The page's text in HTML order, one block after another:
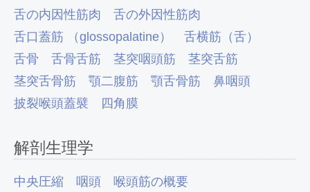
舌の内因性筋肉
舌の外因性筋肉
舌口蓋筋 （glossopalatine）
舌横筋（舌）
舌骨
舌骨舌筋 茎突咽頭筋
茎突舌筋
茎突舌骨筋
顎二腹筋 顎舌骨筋
鼻咽頭
披裂喉頭蓋襞
四角膜
解剖生理学
中央圧縮 咽頭
喉頭筋の概要